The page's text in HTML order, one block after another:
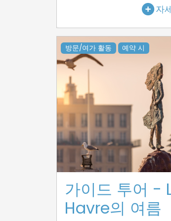
자
방문/여가 활동 예약 시
가이드 투어 -
Havre의 여름